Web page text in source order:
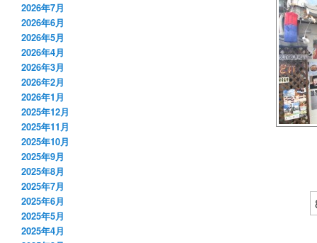
2026年7月
2026年6月
2026年5月
2026年4月
2026年3月
2026年2月
2026年1月
2025年12月
2025年11月
2025年10月
2025年9月
2025年8月
2025年7月
2025年6月
2025年5月
2025年4月